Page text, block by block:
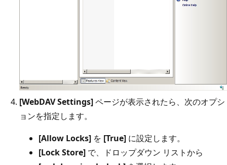
[WebDAV Settings]ページが表示されたら、次のオプシ
ョンを指定します。
[Allow Locks] を [True] に設定します。
[Lock Store] で、ドロップダウン リストから